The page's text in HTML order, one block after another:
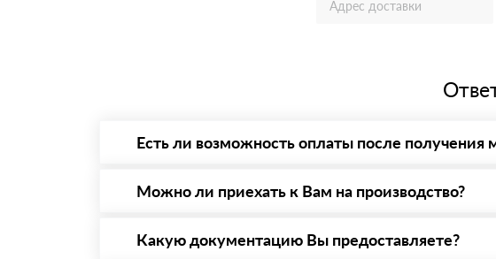
Есть ли возможность оплаты после получения
то Вы в праве от него отказаться.
Можно ли приехать к Вам на производство?
предварительная запись по номеру телефону указанному на
Какую документацию Вы предоставляете?